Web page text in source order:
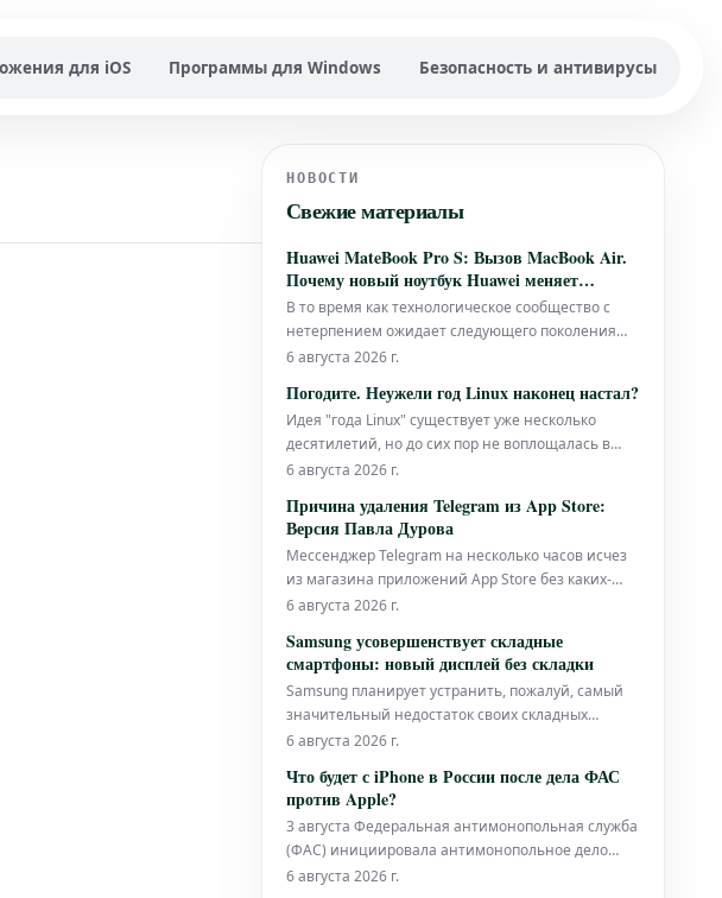
для iOS Программы для Windows Безопасность и антивирусы
НОВОСТИ
Свежие материалы
Huawei MateBook Pro S: Вызов MacBook Air.
Почему новый ноутбук Huawei меняет
приоритеты
В то время как технологическое сообщество с
нетерпением ожидает следующего поколения
тонких ноутбуков от Apple, компания Huawei
характеристики которого могут всерьез
обеспокоить конкурентов из Купертино. Модель
MateBook Pro S весит всего 798 граммов, что дела
6 августа 2026 г.
Погодите. Неужели год Linux наконец настал?
Идея "года Linux" существует уже несколько
десятилетий, но до сих пор не воплощалась в
жизнь. Тем не менее, 2026 год может стать
настоящего роста. Ранее прирост доли Linux был
скорее эпизодическим и объяснялся в основном
разочарованием пользователей многочи
6 августа 2026 г.
Причина удаления Telegram из App Store:
Версия Павла Дурова
Мессенджер Telegram на несколько часов исчез
из магазина приложений App Store без каких-
либо предварительных предупреждений от Apple.
объяснения от Павла Дурова, который
представил свою версию событий,
напоминающую сюжет технологического
триллера.
6 августа 2026 г.
Samsung усовершенствует складные
смартфоны: новый дисплей без складки
Samsung планирует устранить, пожалуй, самый
значительный недостаток своих складных
смартфонов с помощью новой технологии
ключевую проблему своих складных смартфонов
– заметную складку посередине дисплея. Хотя в
текущем поколении она стала менее в
6 августа 2026 г.
Что будет с iPhone в России после дела ФАС
против Apple?
3 августа Федеральная антимонопольная служба
(ФАС) инициировала антимонопольное дело
против компании Apple, в результате чего ей
6 августа 2026 г.